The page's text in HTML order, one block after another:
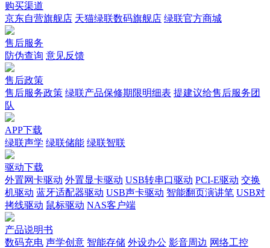
购买渠道
京东自营旗舰店 天猫绿联数码旗舰店 绿联官方商城
售后服务
防伪查询 意见反馈
售后政策
售后服务政策 绿联产品保修期限明细表 提建议给售后服务团
队
APP下载
绿联声学 绿联储能 绿联智联
驱动下载
外置网卡驱动 外置显卡驱动 USB转串口驱动 PCI-E驱动 交换
机驱动 蓝牙适配器驱动 USB声卡驱动 智能翻页演讲笔 USB对
拷线驱动 鼠标驱动 NAS客户端
产品说明书
数码充电 声学创意 智能存储 外设办公 影音周边 网络工控